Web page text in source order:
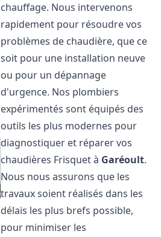
chauffage. Nous intervenons
rapidement pour résoudre vos
problèmes de chaudière, que ce
soit pour une installation neuve
ou pour un dépannage
d'urgence. Nos plombiers
expérimentés sont équipés des
outils les plus modernes pour
diagnostiquer et réparer vos
chaudières Frisquet à Garéoult.
Nous nous assurons que les
travaux soient réalisés dans les
délais les plus brefs possible,
pour minimiser les